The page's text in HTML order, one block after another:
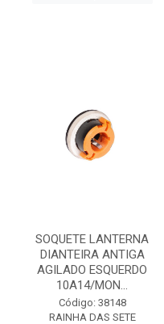
SOQUETE LANTERNA
DIANTEIRA ANTIGA
AGILADO ESQUERDO
10A14/MON...
Código: 38148
RAINHA DAS SETE